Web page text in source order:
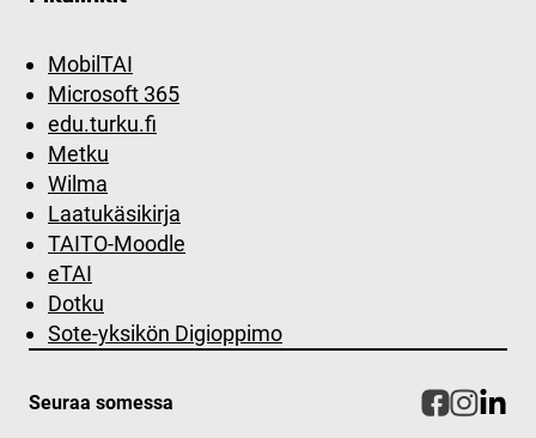
MobilTAI
Microsoft 365
edu.turku.fi
Metku
Wilma
Laatukäsikirja
TAITO-Moodle
eTAI
Dotku
Sote-yksikön Digioppimo
Seuraa somessa